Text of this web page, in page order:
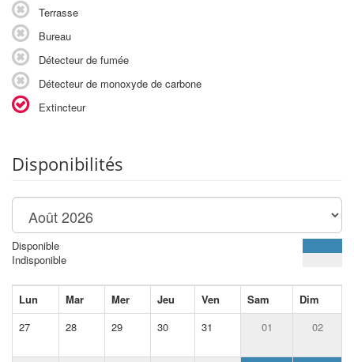
Terrasse
Bureau
Détecteur de fumée
Détecteur de monoxyde de carbone
Extincteur
Disponibilités
Disponible
Indisponible
Lun Mar Mer Jeu Ven Sam
Dim
27
28 29 30 31 01 02